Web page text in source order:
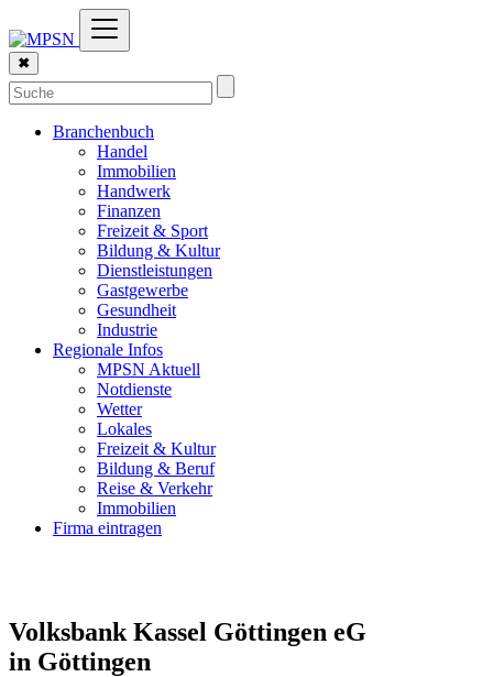
✖
Branchenbuch
Handel
Immobilien
Handwerk
Finanzen
Freizeit & Sport
Bildung & Kultur
Dienstleistungen
Gastgewerbe
Gesundheit
Industrie
Regionale Infos
MPSN Aktuell
Notdienste
Wetter
Lokales
Freizeit & Kultur
Bildung & Beruf
Reise & Verkehr
Immobilien
Firma eintragen
Volksbank Kassel Göttingen eG
in Göttingen